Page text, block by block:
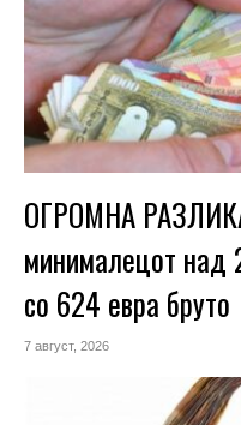
ОГРОМНА
минималецот над
со 624 евра бруто
7 август, 2026